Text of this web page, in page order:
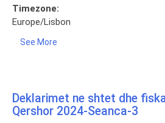
Timezone:
Europe/Lisbon
See More
Deklarimet ne shtet dhe
Qershor 2024-Seanca-3